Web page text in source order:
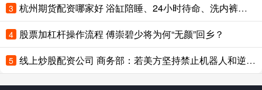
3 杭州期货配资哪家好 浴缸陪睡、24小时待命、洗内裤接口水，多位助理“反水”曝特殊服务
4 股票加杠杆操作流程 傅崇碧少将为何“无颜”回乡？
5 线上炒股配资公司 商务部：若美方坚持禁止机器人和逆变器，中方将采取坚决反制措施